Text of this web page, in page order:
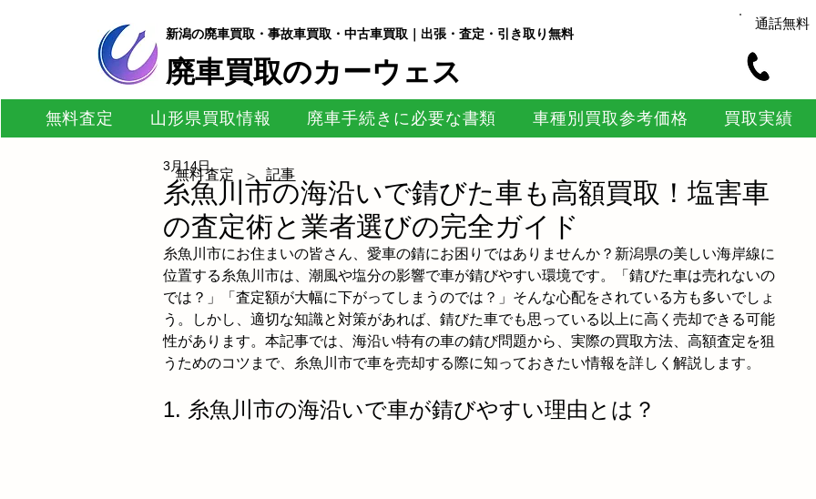
新潟の廃車買取・事故車買取・中古車買取｜出張・査定・引き取り無料
​廃車買取のカーウェス
通話無料
無料査定 山形県買取情報 廃車手続きに必要な書類 車種別買取参考価格 買取実績
糸魚川市の海沿いで錆びた車も高額買取！塩害車
の査定術と業者選びの完全ガイド
3月14日
糸魚川市にお住まいの皆さん、愛車の錆にお困りではありませんか？新潟県の美しい海岸線に
位置する糸魚川市は、潮風や塩分の影響で車が錆びやすい環境です。「錆びた車は売れないの
では？」「査定額が大幅に下がってしまうのでは？」そんな心配をされている方も多いでしょ
う。しかし、適切な知識と対策があれば、錆びた車でも思っている以上に高く売却できる可能
性があります。本記事では、海沿い特有の車の錆び問題から、実際の買取方法、高額査定を狙
うためのコツまで、糸魚川市で車を売却する際に知っておきたい情報を詳しく解説します。
1. 糸魚川市の海沿いで車が錆びやすい理由とは？
無料査定 > 記事